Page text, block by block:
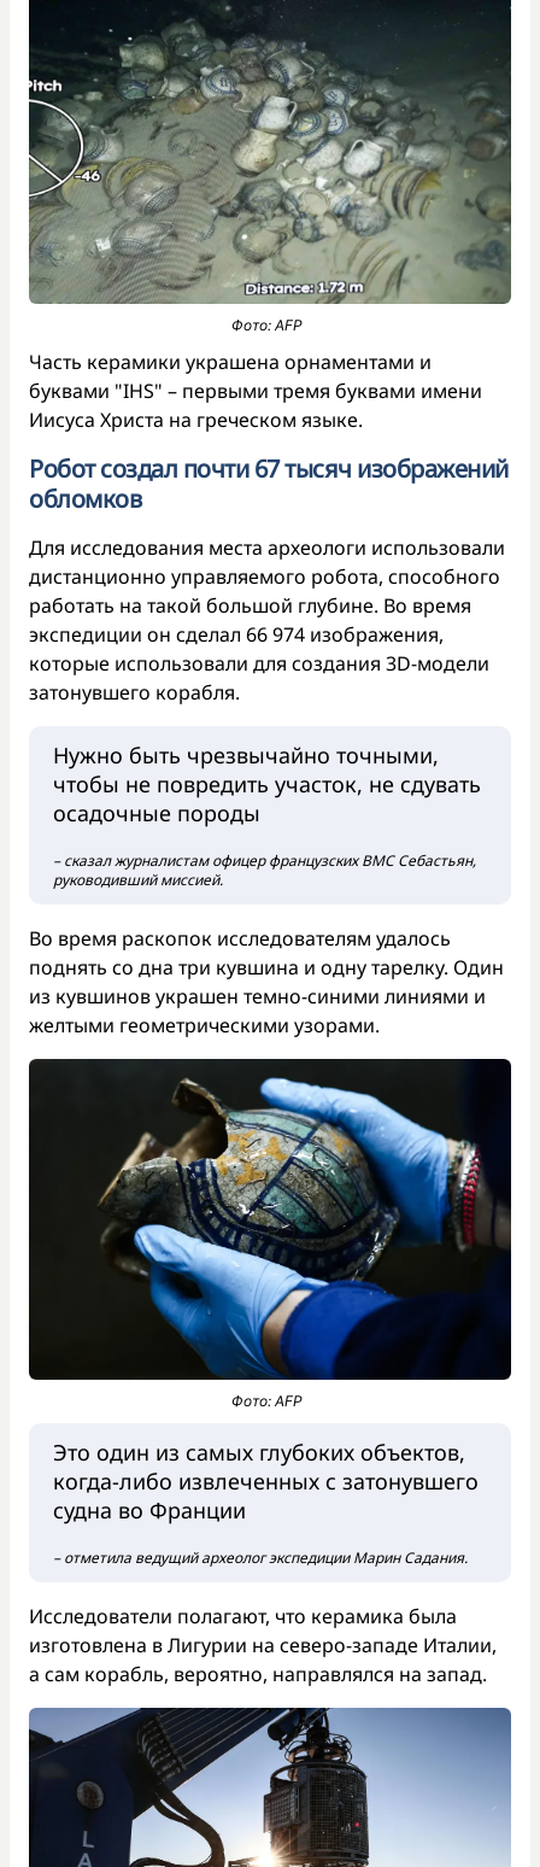
Фото: AFP
Часть керамики украшена орнаментами и
буквами "IHS" – первыми тремя буквами имени
Иисуса Христа на греческом языке.
Робот создал почти 67 тысяч изображений
обломков
Для исследования места археологи использовали
дистанционно управляемого робота, способного
работать на такой большой глубине. Во время
экспедиции он сделал 66 974 изображения,
которые использовали для создания 3D-модели
затонувшего корабля.
Нужно быть чрезвычайно точными,
чтобы не повредить участок, не сдувать
осадочные породы
– сказал журналистам офицер французских ВМС Себастьян,
руководивший миссией.
Во время раскопок исследователям удалось
поднять со дна три кувшина и одну тарелку. Один
из кувшинов украшен темно-синими линиями и
желтыми геометрическими узорами.
Фото: AFP
Это один из самых глубоких объектов,
когда-либо извлеченных с затонувшего
судна во Франции
– отметила ведущий археолог экспедиции Марин Садания.
Исследователи полагают, что керамика была
изготовлена в Лигурии на северо-западе Италии,
а сам корабль, вероятно, направлялся на запад.